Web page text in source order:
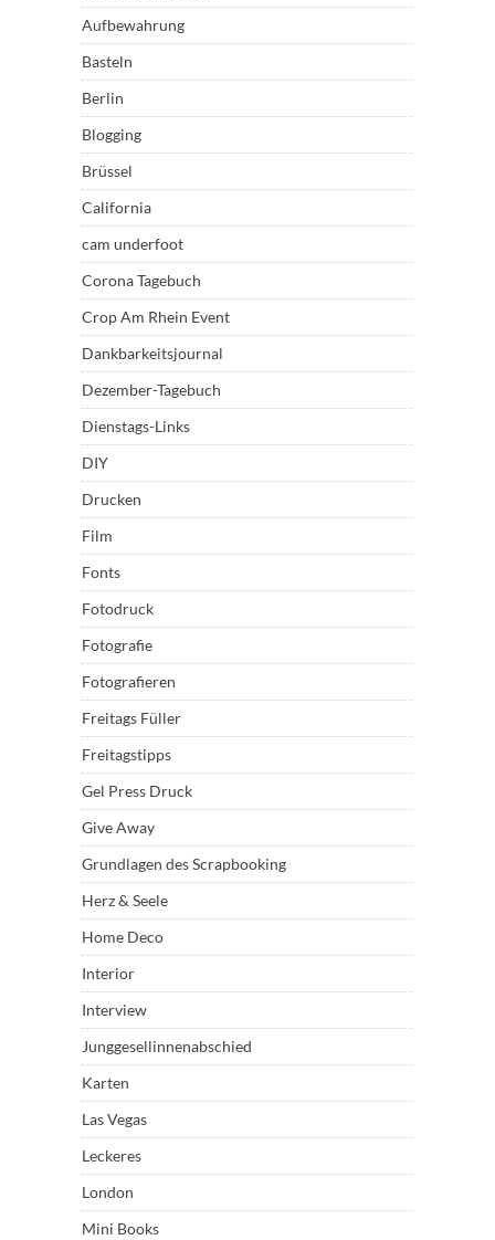
Aufbewahrung
Basteln
Berlin
Blogging
Brüssel
California
cam underfoot
Corona Tagebuch
Crop Am Rhein Event
Dankbarkeitsjournal
Dezember-Tagebuch
Dienstags-Links
DIY
Drucken
Film
Fonts
Fotodruck
Fotografie
Fotografieren
Freitags Füller
Freitagstipps
Gel Press Druck
Give Away
Grundlagen des Scrapbooking
Herz & Seele
Home Deco
Interior
Interview
Junggesellinnenabschied
Karten
Las Vegas
Leckeres
London
Mini Books